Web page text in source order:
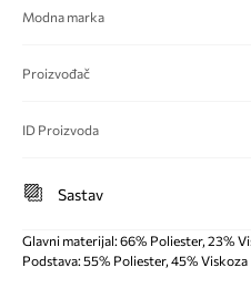
Modna marka
Proizvođač
ID Proizvoda
Sastav
Glavni materijal: 66% Poliester, 23%
Podstava: 55% Poliester, 45% Viskoza